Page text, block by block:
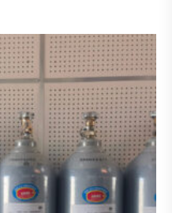
作为冷却剂,半导体生产中作为